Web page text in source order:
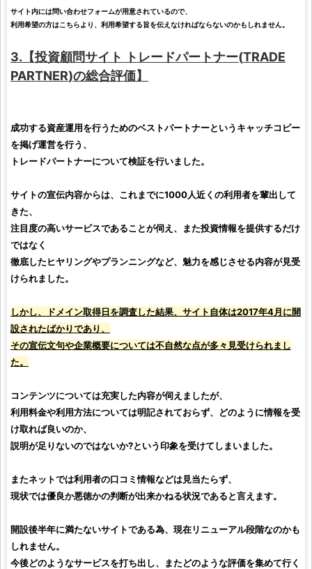
サイト内には問い合わせフォームが用意されているので、
利用希望の方はこちらより、利用希望する旨を伝えなければならないのかもしれません。
3.【投資顧問サイト トレードパートナー(TRADE
PARTNER)の総合評価】
成功する資産運用を行うためのベストパートナーというキャッチコピー
を掲げ運営を行う、
トレードパートナーについて検証を行いました。
サイトの宣伝内容からは、これまでに1000人近くの利用者を輩出して
きた、
注目度の高いサービスであることが伺え、また投資情報を提供するだけ
ではなく
徹底したヒヤリングやプランニングなど、魅力を感じさせる内容が見受
けられました。
しかし、ドメイン取得日を調査した結果、サイト自体は2017年4月に開
設されたばかりであり、
その宣伝文句や企業概要については不自然な点が多々見受けられまし
た。
コンテンツについては充実した内容が伺えましたが、
利用料金や利用方法については明記されておらず、どのように情報を受
け取れば良いのか、
説明が足りないのではないか?という印象を受けてしまいました。
またネットでは利用者の口コミ情報などは見当たらず、
現状では優良か悪徳かの判断が出来かねる状況であると言えます。
開設後半年に満たないサイトである為、現在リニューアル段階なのかも
しれません。
今後どのようなサービスを打ち出し、またどのような評価を集めて行く